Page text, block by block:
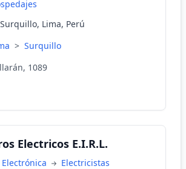
Lima, Perú
> Surquillo
1089
Electricos E.I.R.L.
Electricistas